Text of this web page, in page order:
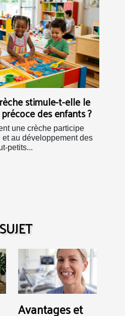
stimule-t-elle le
des enfants ?
une crèche participe
et au développement des
petits...
Avantages et